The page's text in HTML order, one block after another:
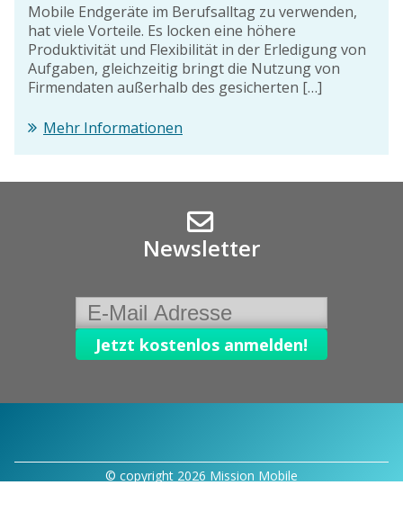
Mobile Endgeräte im Berufsalltag zu verwenden,
hat viele Vorteile. Es locken eine höhere
Produktivität und Flexibilität in der Erledigung von
Aufgaben, gleichzeitig bringt die Nutzung von
Firmendaten außerhalb des gesicherten […]
Mehr Informationen
Newsletter
© copyright 2026 Mission Mobile